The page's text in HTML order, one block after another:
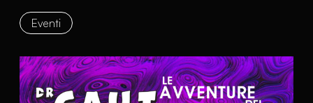
Eventi